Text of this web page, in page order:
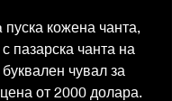
кожена чанта,
пазарска чанта на
чувал за
от 2000 долара.